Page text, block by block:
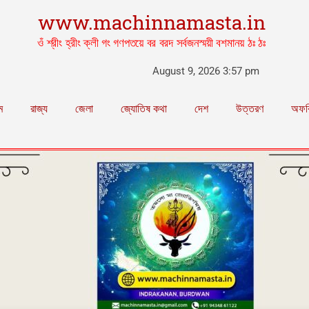
www.machinnamasta.in
ওঁ শ্রীং হ্রীং ক্লী গং গণপতয়ে বর বরদ সর্বজনস্ময়ী বশমানয় ঠঃ ঠঃ
August 9, 2026 3:57 pm
রাজ্য জেলা জ্যোতিষ কথা দেশ উত্তরণ